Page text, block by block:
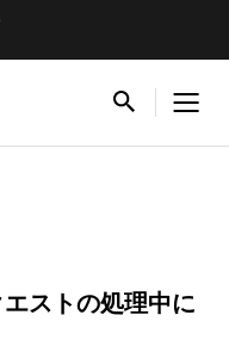
ストの処理中に